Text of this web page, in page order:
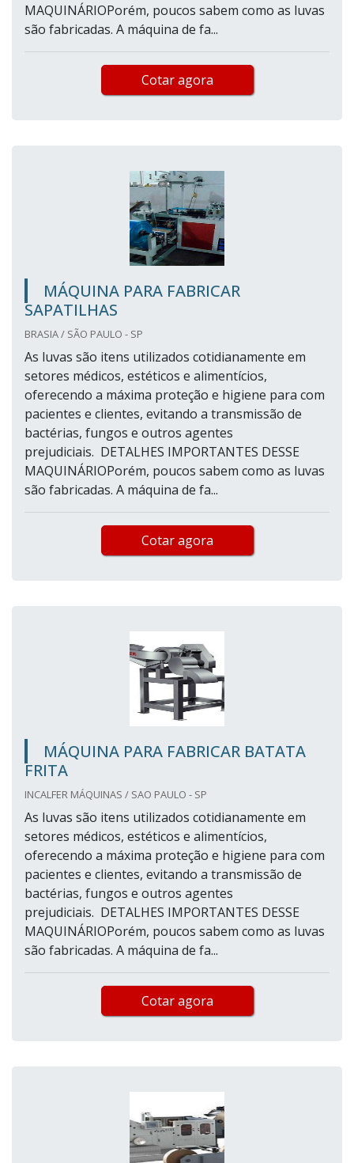
MAQUINÁRIOPorém, poucos sabem como as luvas
são fabricadas. A máquina de fa...
Cotar agora
MÁQUINA PARA FABRICAR
SAPATILHAS
BRASIA / SÃO PAULO - SP
As luvas são itens utilizados cotidianamente em
setores médicos, estéticos e alimentícios,
oferecendo a máxima proteção e higiene para com
pacientes e clientes, evitando a transmissão de
bactérias, fungos e outros agentes
prejudiciais. DETALHES IMPORTANTES DESSE
MAQUINÁRIOPorém, poucos sabem como as luvas
são fabricadas. A máquina de fa...
Cotar agora
MÁQUINA PARA FABRICAR BATATA
FRITA
INCALFER MÁQUINAS / SAO PAULO - SP
As luvas são itens utilizados cotidianamente em
setores médicos, estéticos e alimentícios,
oferecendo a máxima proteção e higiene para com
pacientes e clientes, evitando a transmissão de
bactérias, fungos e outros agentes
prejudiciais. DETALHES IMPORTANTES DESSE
MAQUINÁRIOPorém, poucos sabem como as luvas
são fabricadas. A máquina de fa...
Cotar agora